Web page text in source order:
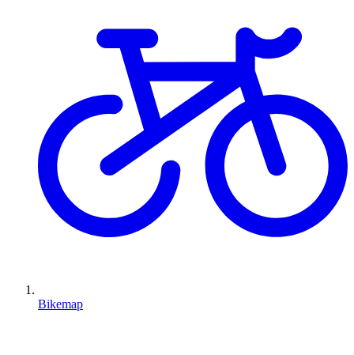
Bikemap